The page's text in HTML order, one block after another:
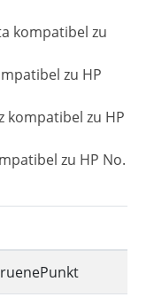
kompatibel zu
zu HP
kompatibel zu HP
zu HP No.